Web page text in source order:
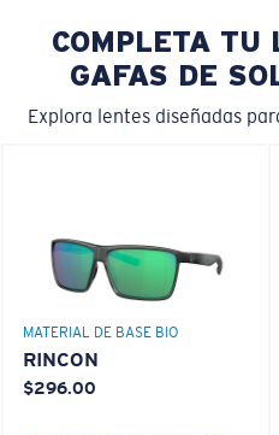
COMPLETA TU
GAFAS DE
Explora lentes diseñadas
MATERIAL DE BASE BIO
RINCON
$296.00